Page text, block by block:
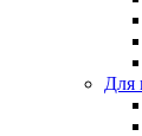
Для